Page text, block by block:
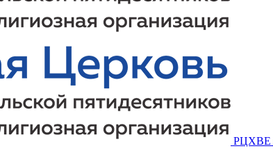
РЦХВЕ